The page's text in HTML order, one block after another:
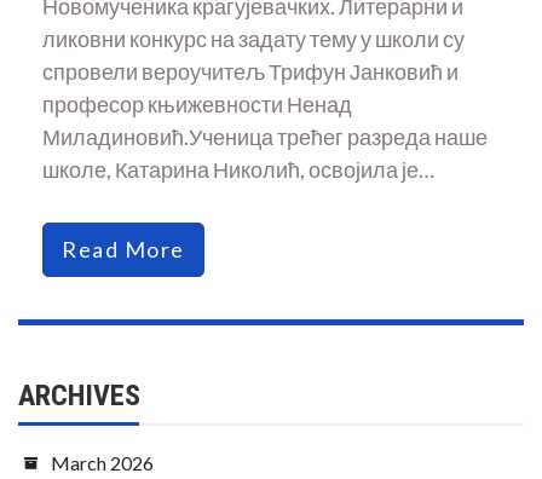
Новомученика крагујевачких. Литерарни и
ликовни конкурс на задату тему у школи су
спровели вероучитељ Трифун Јанковић и
професор књижевности Ненад
Миладиновић.Ученица трећег разреда наше
школе, Катарина Николић, освојила је…
Read More
ARCHIVES
March 2026